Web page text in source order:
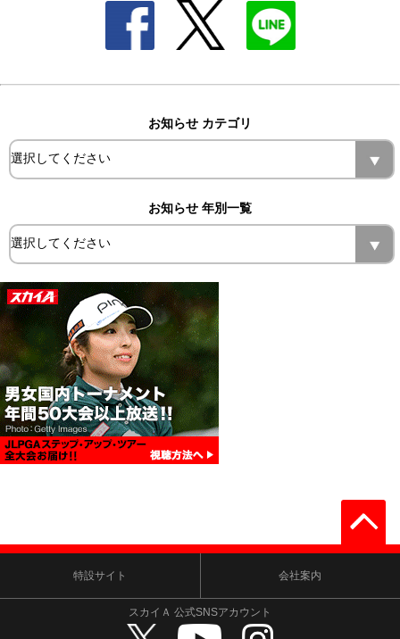
お知らせ カテゴリ
お知らせ 年別一覧
特設サイト 会社案内
スカイＡ 公式SNSアカウント